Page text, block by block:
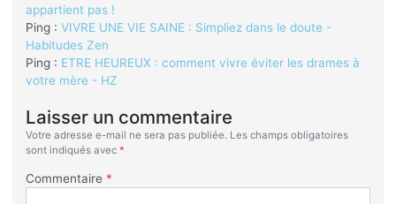
appartient pas !
Ping : VIVRE UNE VIE SAINE : Simpliez dans le doute -
Habitudes Zen
Ping : ETRE HEUREUX : comment vivre éviter les drames à
votre mère - HZ
Laisser un commentaire
Votre adresse e-mail ne sera pas publiée. Les champs obligatoires
sont indiqués avec *
Commentaire *